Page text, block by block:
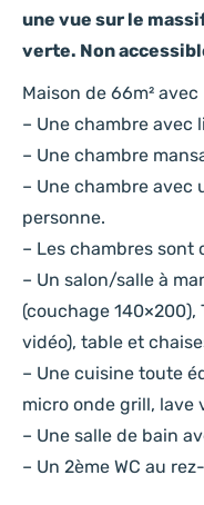
une vue sur le
verte. Non
Maison de 66m² avec
– Une chambre avec
– Une chambre
– Une chambre avec
personne.
– Les chambres sont
– Un salon/salle à
(couchage 140×200),
vidéo), table et
– Une cuisine toute
micro onde grill, lave
– Une salle de bain
– Un 2ème WC au